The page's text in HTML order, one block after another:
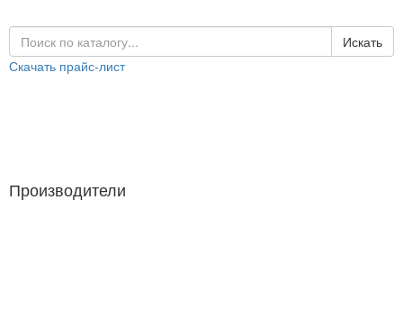
Искать
Скачать прайс-лист
Производители